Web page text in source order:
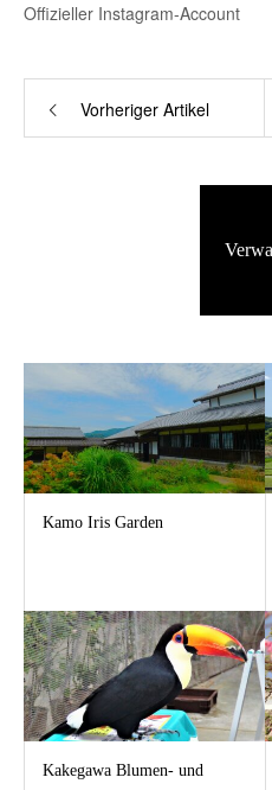
Offizieller Instagram-Account
Vorheriger Artikel
Kamo Iris Garden
Kakegawa Blumen- und